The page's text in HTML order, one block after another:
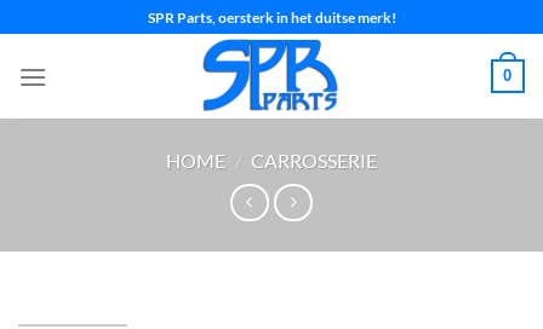
inhoud
SPR Parts, oersterk in het duitse merk!
0
HOME / CARROSSERIE